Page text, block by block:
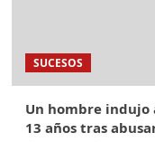
SUCESOS
Un hombre indujo
13 años tras